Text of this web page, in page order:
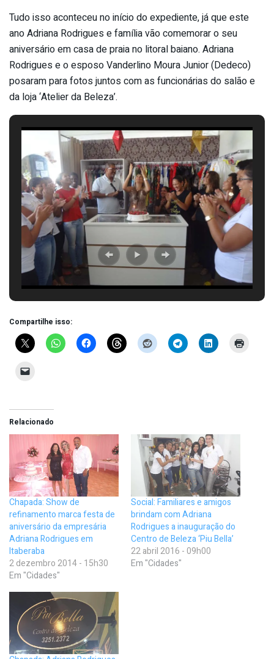
Tudo isso aconteceu no início do expediente, já que este
ano Adriana Rodrigues e família vão comemorar o seu
aniversário em casa de praia no litoral baiano. Adriana
Rodrigues e o esposo Vanderlino Moura Junior (Dedeco)
posaram para fotos juntos com as funcionárias do salão e
da loja ‘Atelier da Beleza’.
Compartilhe isso:
Relacionado
Chapada: Show de
refinamento marca festa de
aniversário da empresária
Adriana Rodrigues em
Itaberaba
2 dezembro 2014 - 15h30
Em "Cidades"
Social: Familiares e amigos
brindam com Adriana
Rodrigues a inauguração do
Centro de Beleza ‘Piu Bella’
22 abril 2016 - 09h00
Em "Cidades"